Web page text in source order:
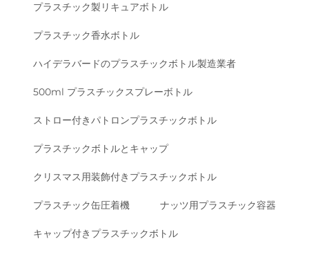
プラスチック製リキュアボトル
プラスチック香水ボトル
ハイデラバードのプラスチックボトル製造業者
500ml プラスチックスプレーボトル
ストロー付きパトロンプラスチックボトル
プラスチックボトルとキャップ
クリスマス用装飾付きプラスチックボトル
プラスチック缶圧着機 ナッツ用プラスチック容器
キャップ付きプラスチックボトル